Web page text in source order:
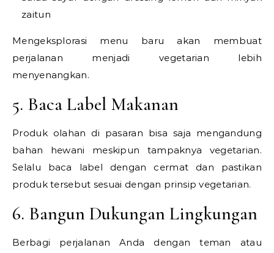
zaitun
Mengeksplorasi menu baru akan membuat
perjalanan menjadi vegetarian lebih
menyenangkan.
5. Baca Label Makanan
Produk olahan di pasaran bisa saja mengandung
bahan hewani meskipun tampaknya vegetarian.
Selalu baca label dengan cermat dan pastikan
produk tersebut sesuai dengan prinsip vegetarian.
6. Bangun Dukungan Lingkungan
Berbagi perjalanan Anda dengan teman atau